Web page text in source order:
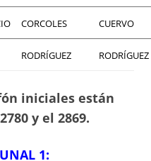
CORCOLES CUERVO
RODRÍGUEZ RODRÍGUEZ
iniciales están
y el 2869.
1: